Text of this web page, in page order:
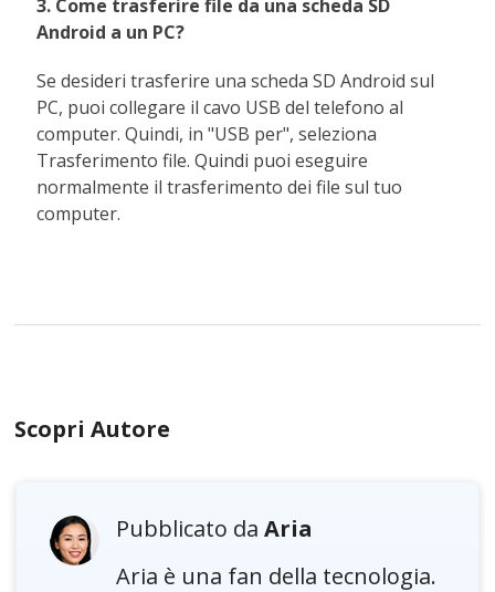
3. Come trasferire file da una scheda SD
Android a un PC?
Se desideri trasferire una scheda SD Android sul
PC, puoi collegare il cavo USB del telefono al
computer. Quindi, in "USB per", seleziona
Trasferimento file. Quindi puoi eseguire
normalmente il trasferimento dei file sul tuo
computer.
Scopri Autore
Pubblicato daAria
Aria è una fan della tecnologia.